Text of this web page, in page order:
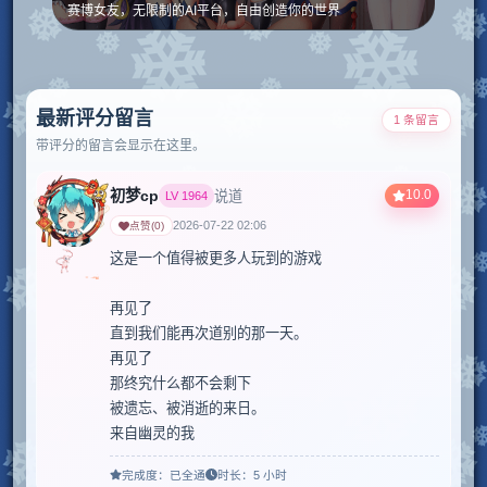
赛博女友，无限制的AI平台，自由创造你的世界
最新评分留言
带评分的留言会显示在这里。
1 条留言
10.0
初梦cp LV 1964 说道
点赞(0) 2026-07-22 02:06
这是一个值得被更多人玩到的游戏
再见了
直到我们能再次道别的那一天。
再见了
那终究什么都不会剩下
被遗忘、被消逝的来日。
来自幽灵的我
完成度： 已全通 时长： 5 小时